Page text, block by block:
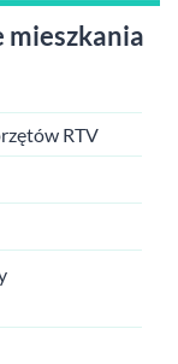
mieszkania
RTV